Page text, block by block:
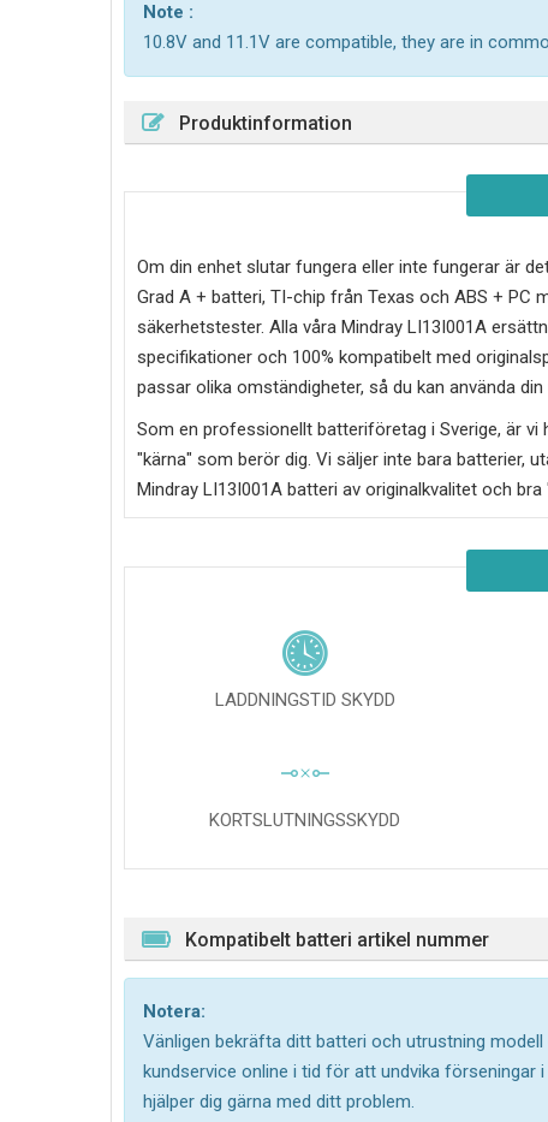
Note :
10.8V and 11.1V are compatible, they are in
Produktinformation
Om din enhet slutar fungera eller inte fungerar är
Grad A + batteri, TI-chip från Texas och ABS +
säkerhetstester. Alla våra Mindray LI13I001A
specifikationer och 100% kompatibelt med
passar olika omständigheter, så du kan använda
Som en professionellt batteriföretag i Sverige, är
"kärna" som berör dig. Vi säljer inte bara batterier,
Mindray LI13I001A batteri av originalkvalitet och
LADDNINGSTID SKYDD
KORTSLUTNINGSSKYDD
Kompatibelt batteri artikel nummer
Notera:
Vänligen bekräfta ditt batteri och utrustning
kundservice online i tid för att undvika förseningar
hjälper dig gärna med ditt problem.